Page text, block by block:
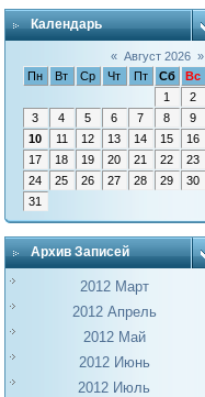
Календарь
« Август 2026 »
Пн
Вт Ср Чт Пт Сб
Вс
1
2
3
4 5 6 7 8
9
10
11 12 13 14 15
16
17
18 19 20 21 22
23
24
25 26 27 28 29
30
31
Архив Записей
2012 Март
2012 Апрель
2012 Май
2012 Июнь
2012 Июль